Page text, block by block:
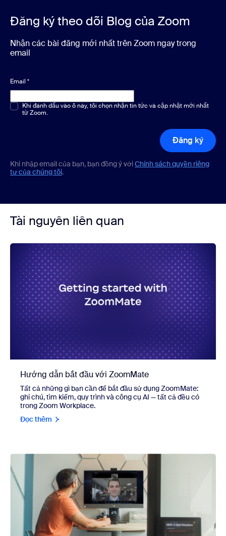
Đăng ký theo dõi Blog của Zoom
Nhận các bài đăng mới nhất trên Zoom ngay trong
email
Email *
Chọn một hoặc nhiều phương án*
Khi đánh dấu vào ô này, tôi chọn nhận tin tức và cập nhật mới nhất
từ Zoom.
Đăng ký
Khi nhập email của bạn, bạn đồng ý vớiChính sách quyền riêng
tư của chúng tôi.
Tài nguyên liên quan
Hướng dẫn bắt đầu với ZoomMate
Tất cả những gì bạn cần để bắt đầu sử dụng ZoomMate:
ghi chú, tìm kiếm, quy trình và công cụ AI — tất cả đều có
trong Zoom Workplace.
Đọc thêm